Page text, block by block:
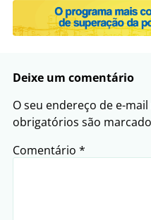
Deixe um comentário
O seu endereço de e-
obrigatórios são
Comentário *